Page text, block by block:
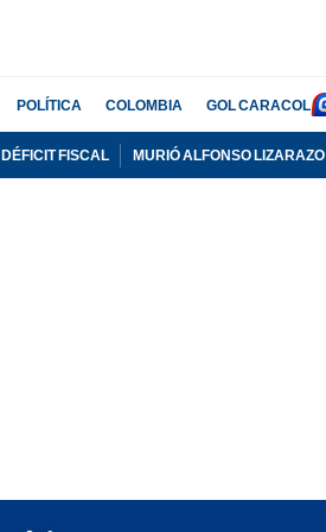
POLÍTICA COLOMBIA GOL CARACOL
DÉFICIT FISCAL MURIÓ ALFONSO LIZARAZO